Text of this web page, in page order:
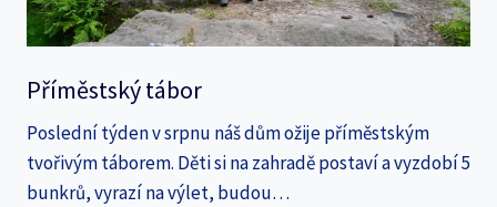
Příměstský tábor
Poslední týden v srpnu náš dům ožije příměstským
tvořivým táborem. Děti si na zahradě postaví a vyzdobí 5
bunkrů, vyrazí na výlet, budou…